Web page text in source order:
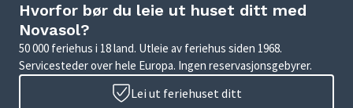
Hvorfor bør du leie ut huset ditt med
Novasol?
50 000 feriehus i 18 land. Utleie av feriehus siden 1968.
Servicesteder over hele Europa. Ingen reservasjonsgebyrer.
Lei ut feriehuset ditt